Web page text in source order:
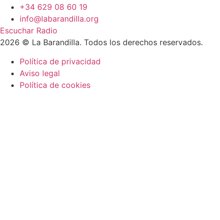
+34 629 08 60 19
info@labarandilla.org
Escuchar Radio
2026 © La Barandilla. Todos los derechos reservados.
Política de privacidad
Aviso legal
Política de cookies